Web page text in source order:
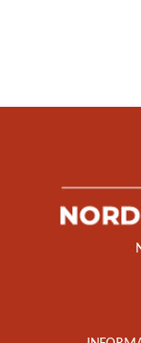
Restauration de